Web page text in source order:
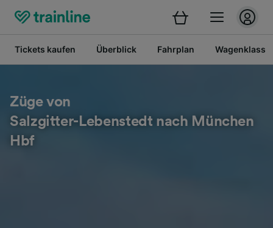
Tickets kaufen Überblick Fahrplan
Züge von
Salzgitter-Lebenstedt nach München
Hbf